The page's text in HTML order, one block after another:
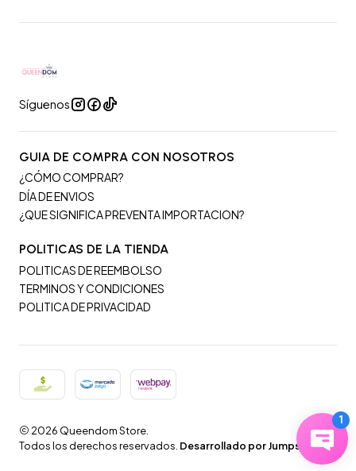
Síguenos
GUIA DE COMPRA CON NOSOTROS
¿CÓMO COMPRAR?
DÍA DE ENVIOS
¿QUE SIGNIFICA PREVENTA IMPORTACION?
POLITICAS DE LA TIENDA
POLITICAS DE REEMBOLSO
TERMINOS Y CONDICIONES
POLITICA DE PRIVACIDAD
2026 Queendom Store.
Todos los derechos reservados. Desarrollado por Jumpseller.